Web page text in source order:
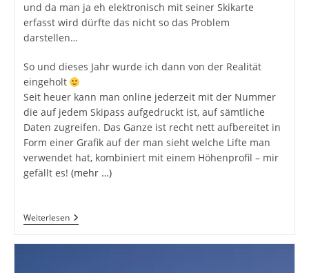
und da man ja eh elektronisch mit seiner Skikarte
erfasst wird dürfte das nicht so das Problem
darstellen…
So und dieses Jahr wurde ich dann von der Realität
eingeholt
Seit heuer kann man online jederzeit mit der Nummer
die auf jedem Skipass aufgedruckt ist, auf sämtliche
Daten zugreifen. Das Ganze ist recht nett aufbereitet in
Form einer Grafik auf der man sieht welche Lifte man
verwendet hat, kombiniert mit einem Höhenprofil – mir
gefällt es! (mehr …)
WeiterlesenPersonenbezogene
Daten